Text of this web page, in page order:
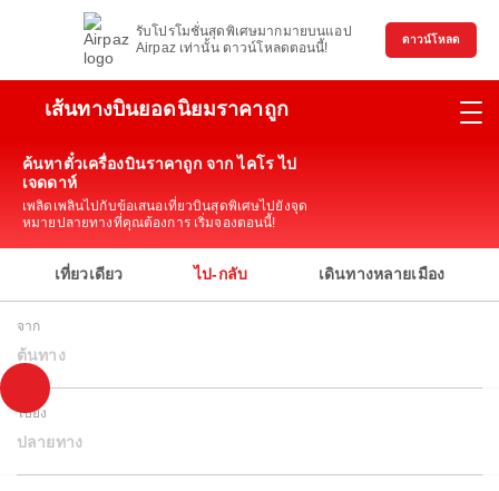
รับโปรโมชั่นสุดพิเศษมากมายบนแอป
Airpaz เท่านั้น ดาวน์โหลดตอนนี้!
ดาวน์โหลด
เส้นทางบินยอดนิยมราคาถูก
ค้นหาตั๋วเครื่องบินราคาถูก จาก ไคโร ไป
เจดดาห์
เพลิดเพลินไปกับข้อเสนอเที่ยวบินสุดพิเศษไปยังจุด
หมายปลายทางที่คุณต้องการ เริ่มจองตอนนี้!
เที่ยวเดียว ไป-กลับ เดินทางหลายเมือง
จาก
ต้นทาง
ไปยัง
ปลายทาง